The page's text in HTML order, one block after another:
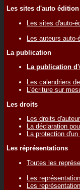
Les sites d'auto édition
Les sites d'auto-
Les auteurs auto-
La publication
La publication
Les calendriers
L'écriture sur
Les droits
Les droits d'auteur
La déclaration
La protection
Les réprésentations
Toutes les
Les
Les